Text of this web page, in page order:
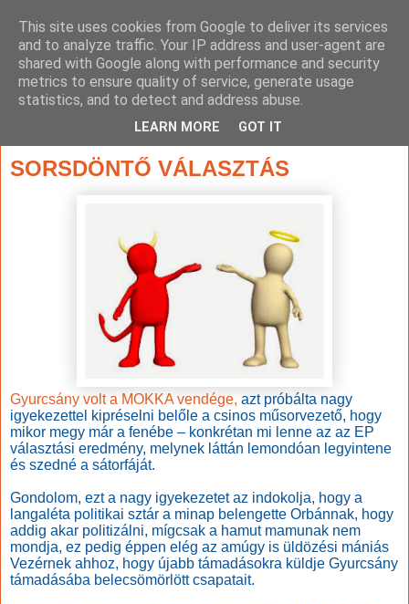
SORSDÖNTŐ VÁLASZTÁS
Gyurcsány volt a MOKKA vendége, azt próbálta nagy
igyekezettel kipréselni belőle a csinos műsorvezető, hogy
mikor megy már a fenébe – konkrétan mi lenne az az EP
választási eredmény, melynek láttán lemondóan legyintene
és szedné a sátorfáját.
Gondolom, ezt a nagy igyekezetet az indokolja, hogy a
langaléta politikai sztár a minap belengette Orbánnak, hogy
addig akar politizálni, mígcsak a hamut mamunak nem
mondja, ez pedig éppen elég az amúgy is üldözési mániás
Vezérnek ahhoz, hogy újabb támadásokra küldje Gyurcsány
támadásába belecsömörlött csapatait.
This site uses cookies from Google to deliver its services
and to analyze traffic. Your IP address and user-agent are
shared with Google along with performance and security
metrics to ensure quality of service, generate usage
statistics, and to detect and address abuse.
LEARN MORE GOT IT